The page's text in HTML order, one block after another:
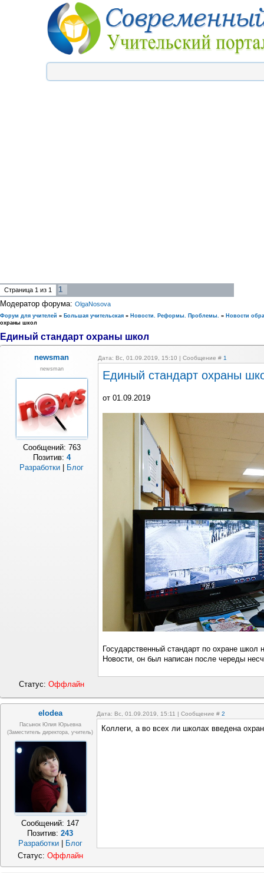
Страница 1 из 1
1
Модератор форума: OlgaNosova
Форум для учителей » Большая учительская » Новости. Реформы. Проблемы. » Новости
охраны школ
Единый стандарт охраны школ
newsman Дата: Вс, 01.09.2019, 15:10 | Сообщение # 1
newsman
Сообщений: 763
Позитив: 4
Разработки
Блог
Единый стандарт охраны
от 01.09.2019
Государственный стандарт по охране
Новости, он был написан после череды
Статус:Оффлайн
elodea Дата: Вс, 01.09.2019, 15:11 | Сообщение # 2
Пасынок Юлия Юрьевна
(заместитель директора, учитель)
Сообщений: 147
Позитив:243
Разработки
Блог
Коллеги, а во всех ли школах введена
Статус: Оффлайн